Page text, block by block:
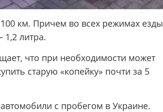
км. Причем во всех режимах езды
1,2 литра.
что при необходимости может
старую «копейку» почти за 5
с пробегом в Украине.